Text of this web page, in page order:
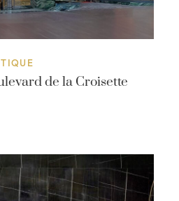
de la Croisette